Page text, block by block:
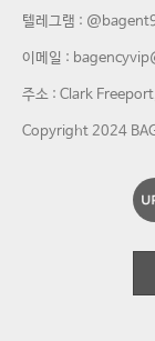
텔레그램 :
이메일 :
주소 : Clark
Copyright 2024